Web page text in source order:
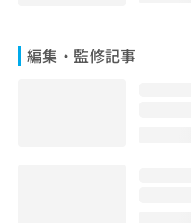
編集・監修記事